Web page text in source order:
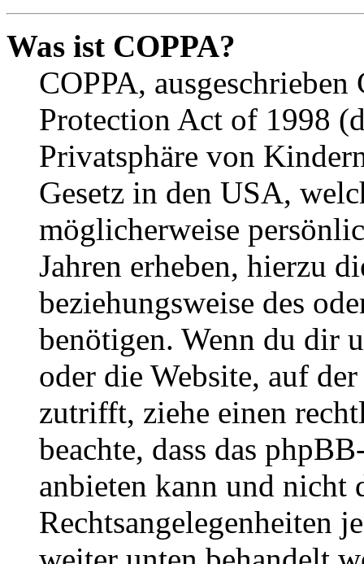
Was ist COPPA?
COPPA,
Protection Act of 1998
Privatsphäre von
Gesetz in den USA,
möglicherweise
Jahren erheben, hierzu
beziehungsweise des
benötigen. Wenn du dir
oder die Website, auf
zutrifft, ziehe einen
beachte, dass das
anbieten kann und nicht
Rechtsangelegenheiten